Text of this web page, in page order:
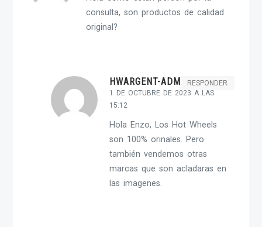
consulta, son productos de calidad
original?
HWARGENT-ADMIN
1 DE OCTUBRE DE 2023 A LAS
15:12
RESPONDER
Hola Enzo, Los Hot Wheels
son 100% orinales. Pero
también vendemos otras
marcas que son acladaras en
las imagenes.